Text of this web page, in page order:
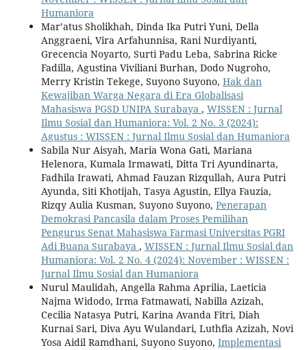
Humaniora
Mar’atus Sholikhah, Dinda Ika Putri Yuni, Della
Anggraeni, Vira Arfahunnisa, Rani Nurdiyanti,
Grecencia Noyarto, Surti Padu Leba, Sabrina Ricke
Fadilla, Agustina Viviliani Burhan, Dodo Nugroho,
Merry Kristin Tekege, Suyono Suyono, Hak dan
Kewajiban Warga Negara di Era Globalisasi
Mahasiswa PGSD UNIPA Surabaya , WISSEN : Jurnal
Ilmu Sosial dan Humaniora: Vol. 2 No. 3 (2024):
Agustus : WISSEN : Jurnal Ilmu Sosial dan Humaniora
Sabila Nur Aisyah, Maria Wona Gati, Mariana
Helenora, Kumala Irmawati, Ditta Tri Ayundinarta,
Fadhila Irawati, Ahmad Fauzan Rizqullah, Aura Putri
Ayunda, Siti Khotijah, Tasya Agustin, Ellya Fauzia,
Rizqy Aulia Kusman, Suyono Suyono, Penerapan
Demokrasi Pancasila dalam Proses Pemilihan
Pengurus Senat Mahasiswa Farmasi Universitas PGRI
Adi Buana Surabaya , WISSEN : Jurnal Ilmu Sosial dan
Humaniora: Vol. 2 No. 4 (2024): November : WISSEN :
Jurnal Ilmu Sosial dan Humaniora
Nurul Maulidah, Angella Rahma Aprilia, Laeticia
Najma Widodo, Irma Fatmawati, Nabilla Azizah,
Cecilia Natasya Putri, Karina Avanda Fitri, Diah
Kurnai Sari, Diva Ayu Wulandari, Luthfia Azizah, Novi
Yosa Aidil Ramdhani, Suyono Suyono, Implementasi